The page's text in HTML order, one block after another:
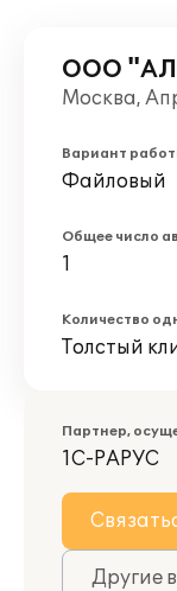
ООО
Москва,
Вариант
Файловый
Общее число
1
Количество
Толстый
Партнер,
1С-РАРУС
Другие